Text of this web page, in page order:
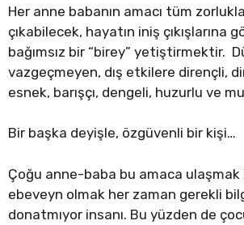
Her anne babanın amacı tüm
çıkabilecek, hayatın iniş çıkışlarına
bağımsız bir “birey” yetiştirmektir.
vazgeçmeyen, dış etkilere dirençli,
esnek, barışçı, dengeli, huzurlu ve
Bir başka deyişle, özgüvenli bir kişi…
Çoğu anne-baba bu amaca
ebeveyn olmak her zaman gerekli
donatmıyor insanı. Bu yüzden de